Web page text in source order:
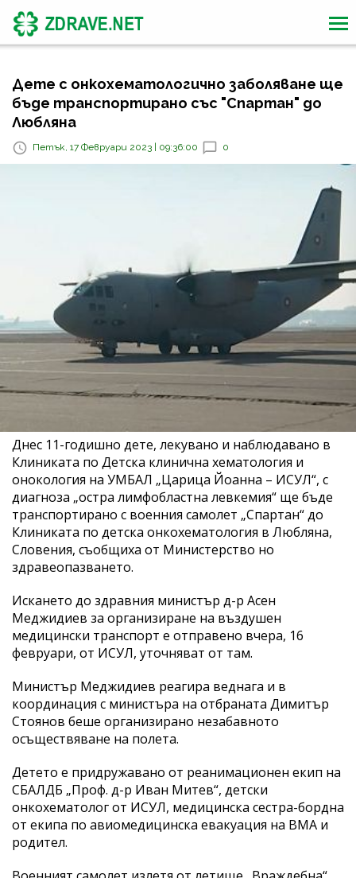
Дете с онкохематологично заболяване ще
бъде транспортирано със "Спартан" до
Любляна
Петък, 17 Февруари 2023 | 09:36:00 0
Днес 11-годишно дете, лекувано и наблюдавано в
Клиниката по Детска клинична хематология и
онокология на УМБАЛ „Царица Йоанна – ИСУЛ“, с
диагноза „остра лимфобластна левкемия“ ще бъде
транспортирано с военния самолет „Спартан“ до
Клиниката по детска онкохематология в Любляна,
Словения, съобщиха от Министерство но
здравеопазването.
Искането до здравния министър д-р Асен
Меджидиев за организиране на въздушен
медицински транспорт е отправено вчера, 16
февруари, от ИСУЛ, уточняват от там.
Министър Меджидиев реагира веднага и в
координация с министъра на отбраната Димитър
Стоянов беше организирано незабавното
осъществяване на полета.
Детето е придружавано от реанимационен екип на
СБАЛДБ „Проф. д-р Иван Митев“, детски
онкохематолог от ИСУЛ, медицинска сестра-бордна
от екипа по авиомедицинска евакуация на ВМА и
родител.